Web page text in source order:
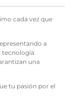
cada vez que
a
tecnología
una
tu pasión por el